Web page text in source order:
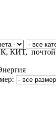
КИТ, почтой